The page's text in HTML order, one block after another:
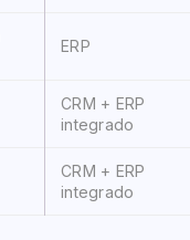
ERP
CRM + ERP
integrado
CRM + ERP
integrado